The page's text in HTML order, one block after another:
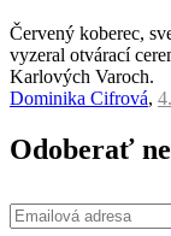
Červený koberec,
vyzeral otvárací
Karlových Varoch.
Dominika Cifrová,
Odoberať